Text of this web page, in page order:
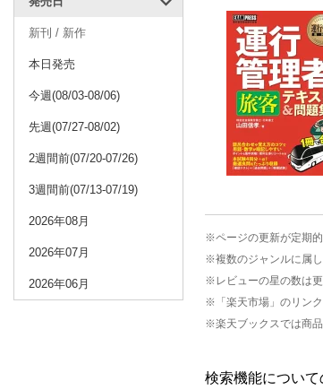
新刊 / 新作
本日発売
今週(08/03-08/06)
先週(07/27-08/02)
2週間前(07/20-07/26)
3週間前(07/13-07/19)
2026年08月
2026年07月
2026年06月
※ページの更新が定期
※複数のジャンルに属
※レビューの星の数は
※「楽天市場」のリン
※楽天ブックスでは商
検索機能につい